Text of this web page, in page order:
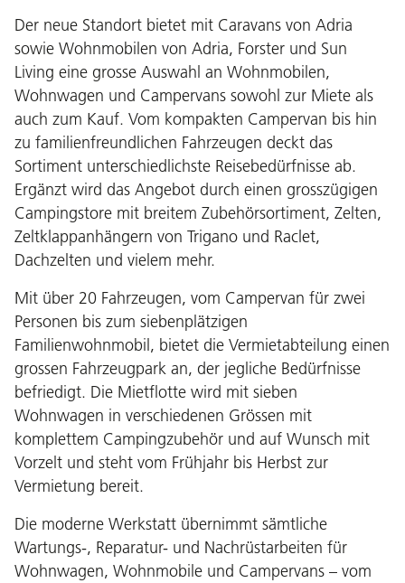
Der neue Standort bietet mit Caravans von Adria
sowie Wohnmobilen von Adria, Forster und Sun
Living eine grosse Auswahl an Wohnmobilen,
Wohnwagen und Campervans sowohl zur Miete als
auch zum Kauf. Vom kompakten Campervan bis hin
zu familienfreundlichen Fahrzeugen deckt das
Sortiment unterschiedlichste Reisebedürfnisse ab.
Ergänzt wird das Angebot durch einen grosszügigen
Campingstore mit breitem Zubehörsortiment, Zelten,
Zeltklappanhängern von Trigano und Raclet,
Dachzelten und vielem mehr.
Mit über 20 Fahrzeugen, vom Campervan für zwei
Personen bis zum siebenplätzigen
Familienwohnmobil, bietet die Vermietabteilung einen
grossen Fahrzeugpark an, der jegliche Bedürfnisse
befriedigt. Die Mietflotte wird mit sieben
Wohnwagen in verschiedenen Grössen mit
komplettem Campingzubehör und auf Wunsch mit
Vorzelt und steht vom Frühjahr bis Herbst zur
Vermietung bereit.
Die moderne Werkstatt übernimmt sämtliche
Wartungs-, Reparatur- und Nachrüstarbeiten für
Wohnwagen, Wohnmobile und Campervans – vom